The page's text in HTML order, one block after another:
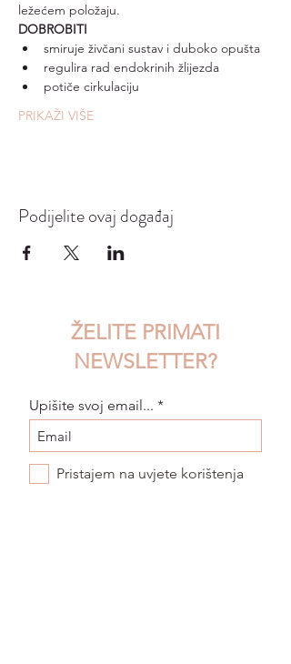
ležećem položaju.
DOBROBITI
smiruje živčani sustav i duboko opušta
regulira rad endokrinih žlijezda
potiče cirkulaciju
PRIKAŽI VIŠE
Podijelite ovaj događaj
ŽELITE PRIMATI
NEWSLETTER?
Upišite svoj email...
Pristajem na uvjete korištenja